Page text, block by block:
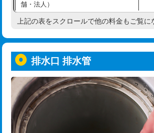
給水管工事※（塩ビ管（VP・HI）使
用/3ｍまで)
用（追加）/3ｍ超え)
給水管工事※（ライニング鋼管・銅
管・ポリ管・HT管使用/3ｍまで)
給水管工事※（ライニング鋼管・銅
管・ポリ管・HT管使用/3ｍ超え)
舗・法人）
高度高圧洗浄換 現
トーラー機使用/3mまで
追加トーラー機使用/3m超え
カメラ調査
桝清掃
上記の表をスクロールで他の料金もご覧に
排水口 排水管